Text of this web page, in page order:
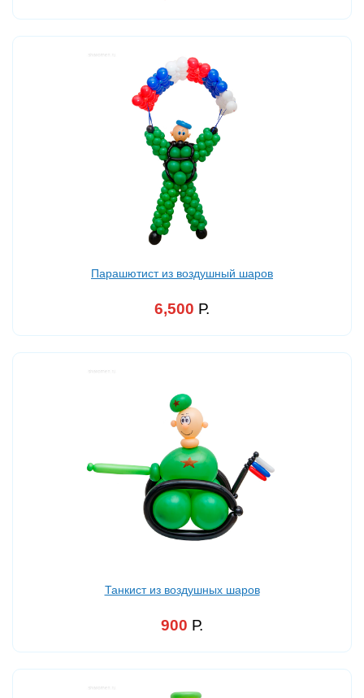
Парашютист из воздушный шаров
6,500 Р.
Танкист из воздушных шаров
900 Р.